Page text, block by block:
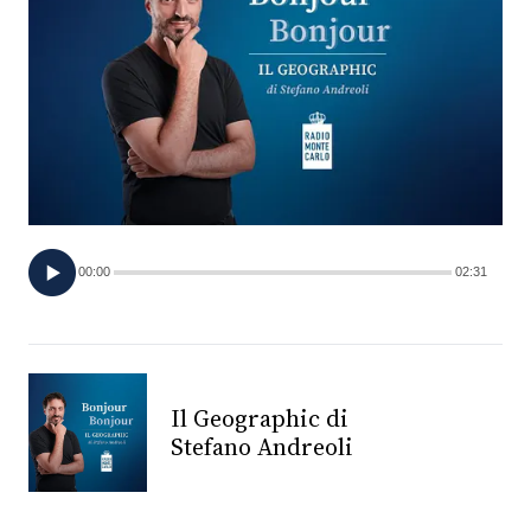
VIDEO
PRINCIPATO
DI
MONACO
CONSIGLIA
00:00 02:31
Il Geographic di
Stefano Andreoli